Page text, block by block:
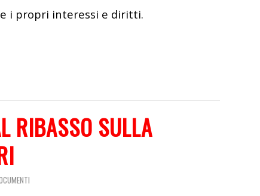
i propri interessi e diritti.
RIBASSO SULLA